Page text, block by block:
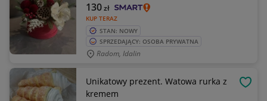
KUP TERAZ
130zł
STAN: NOWY
SPRZEDAJĄCY: OSOBA PRYWATNA
Radom, Idalin
Unikatowy prezent. Watowa rurka z
kremem